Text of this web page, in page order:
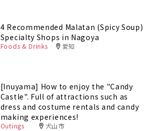
4 Recommended Malatan (Spicy Soup)
Specialty Shops in Nagoya
Foods & Drinks 愛知
[Inuyama] How to enjoy the "Candy
Castle". Full of attractions such as
dress and costume rentals and candy
making experiences!
Outings 犬山市